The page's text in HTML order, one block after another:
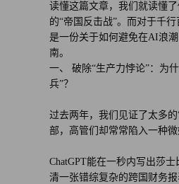
读懂这篇文章，我们就读懂
的“帝国反击战”。而对于千
是一份关于如何避免在AI浪
南。
一、 破除“生产力悖论”：为
兵”？
过去两年，我们见证了太多
部，高管们却常常陷入一种微
ChatGPT能在一秒内写出莎
清一张错综复杂的跨国财务